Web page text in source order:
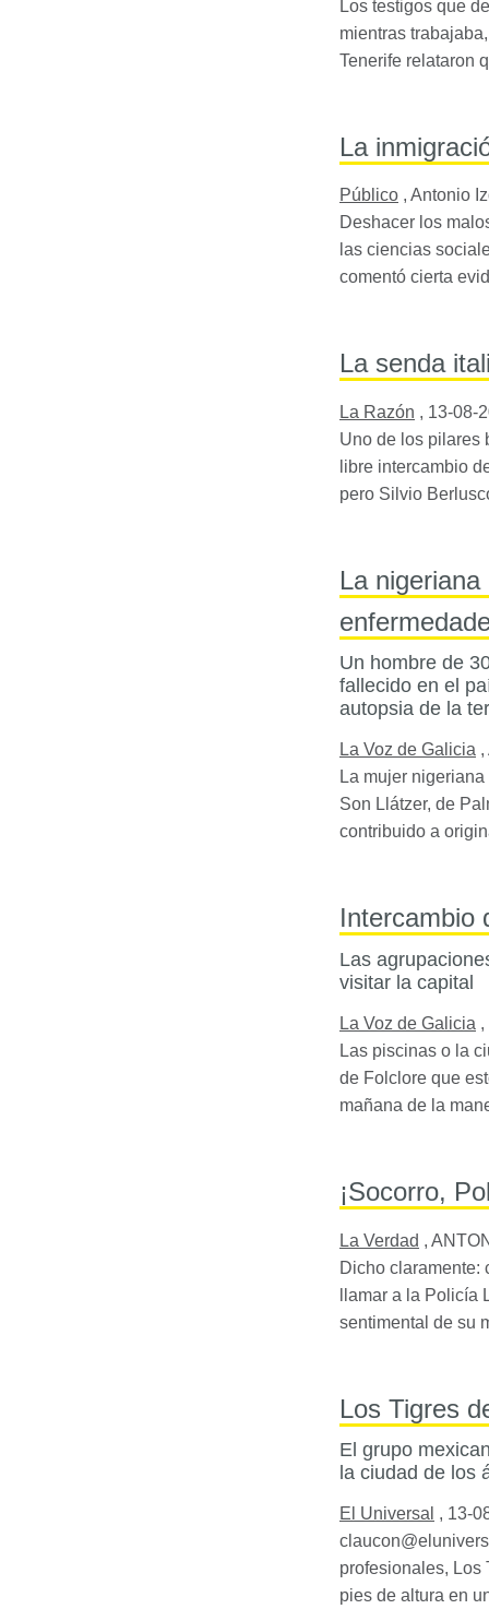
Los testigos que
mientras
Tenerife relataron
La
Público , Antonio
Deshacer los
las ciencias
comentó cierta
La senda
La Razón , 13-08-
Uno de los pilares
libre intercambio
pero Silvio
La
Un hombre de
fallecido en el
autopsia de la
La Voz de Galicia ,
La mujer
Son Llátzer, de
contribuido a
Intercambio
Las
visitar la capital
La Voz de Galicia ,
Las piscinas o la
de Folclore que
mañana de la
¡Socorro,
La Verdad ,
Dicho claramente:
llamar a la
sentimental de su
Los Tigres
El grupo
la ciudad de los
El Universal , 13-
profesionales, Los
pies de altura en